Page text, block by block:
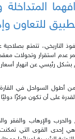
للتعاون
التاريخي، تتمتع بصلاحية
عدم استقرار وتحولات
بشكل رئيسي عن انهيار
أطول السواحل في القارة
على أن تكون مركزًا دوليًا
والإرهاب والفقر
هي إحدى القوى